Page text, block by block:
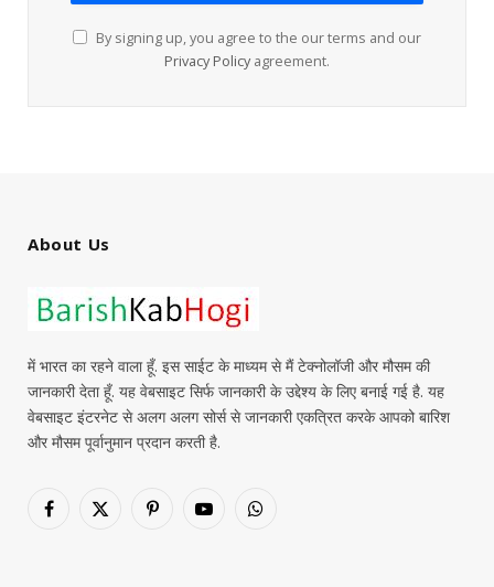
By signing up, you agree to the our terms and our
Privacy Policy agreement.
About Us
में भारत का रहने वाला हूँ. इस साईट के माध्यम से मैं टेक्नोलॉजी और मौसम की
जानकारी देता हूँ. यह वेबसाइट सिर्फ जानकारी के उद्देश्य के लिए बनाई गई है. यह
वेबसाइट इंटरनेट से अलग अलग सोर्स से जानकारी एकत्रित करके आपको बारिश
और मौसम पूर्वानुमान प्रदान करती है.
Facebook
X
PinterestYouTubeWhatsApp